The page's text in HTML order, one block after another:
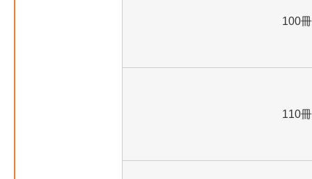
100冊
110冊